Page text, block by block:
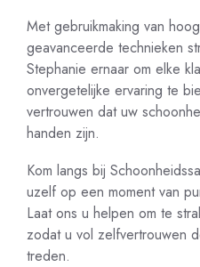
Met gebruikmaking van
geavanceerde technieken
Stephanie ernaar om elke
onvergetelijke ervaring te
vertrouwen dat uw
handen zijn.
Kom langs bij
uzelf op een moment van
Laat ons u helpen om te
zodat u vol zelfvertrouwen
treden.